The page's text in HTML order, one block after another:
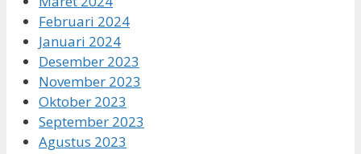
Februari 2024
Januari 2024
Desember 2023
November 2023
Oktober 2023
September 2023
Agustus 2023